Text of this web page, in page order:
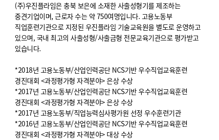
(주)우진플라임은 충북 보은에 소재한 사출성형기를 제조하는
중견기업이며, 근로자 수는 약 750여명입니다. 고용노동부
직업훈련기관으로 지정된 우진플라임 기술교육원을 별도로 운영하고
있으며, 국내 최고의 사출성형/사출금형 전문교육기관으로 평가받고
있습니다.
*2018년 고용노동부/산업인력공단 NCS기반 우수직업교육훈련
경진대회 <과정평가형 자격분야> 은상 수상
*2017년 고용노동부/산업인력공단 NCS기반 우수직업교육훈련
경진대회 <과정평가형 자격분야> 은상 수상
*2017년 고용노동부/직업능력심사평가원 선정 우수훈련기관
*2016년 고용노동부/산업인력공단 NCS기반 우수직업교육훈련
경진대회 <과정평가형 자격분야> 대상 수상